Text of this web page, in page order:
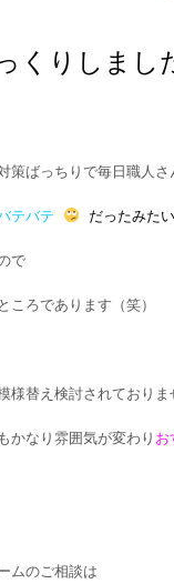
くりしまし
策ばっちりで毎日職人
テバテ だったみた
で
ころであります（笑）
様替え検討されておりま
かなり雰囲気が変わり お
ムのご相談は